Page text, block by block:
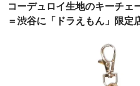
コーデュロイ生地のキーチェ
＝渋谷に「ドラえもん」限定